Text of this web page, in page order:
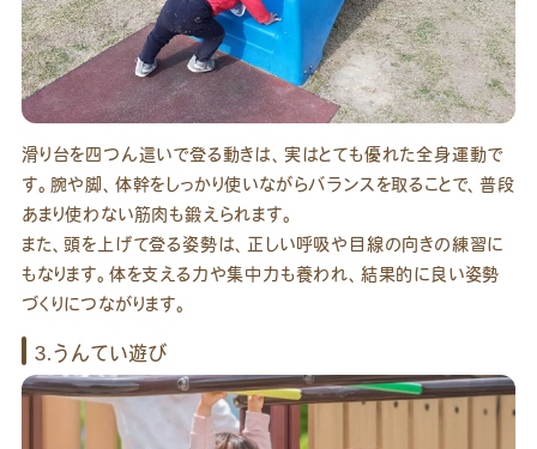
滑り台を四つん這いで登る動きは、実はとても優れた全身運動で
す。腕や脚、体幹をしっかり使いながらバランスを取ることで、普段
あまり使わない筋肉も鍛えられます。
また、頭を上げて登る姿勢は、正しい呼吸や目線の向きの練習に
もなります。体を支える力や集中力も養われ、結果的に良い姿勢
づくりにつながります。
3.うんてい遊び